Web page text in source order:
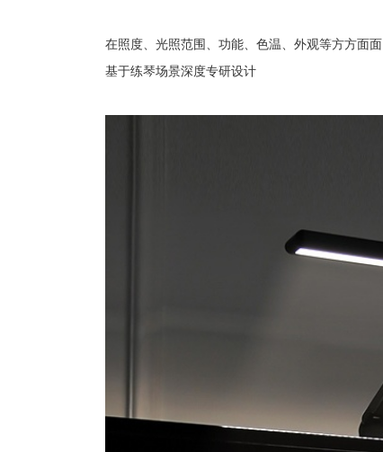
在照度、光照范围、功能、色温、外观等方方面面
基于练琴场景深度专研设计